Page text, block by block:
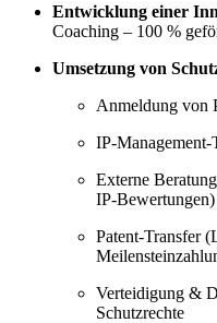
Entwicklung einer
Coaching – 100 %
Umsetzung von
Anmeldung von
IP-
Externe
IP-Bewertungen)
Patent-Transfer
Verteidigung &
Schutzrechte